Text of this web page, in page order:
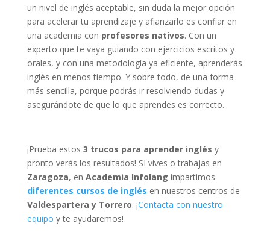
un nivel de inglés aceptable, sin duda la mejor opción
para acelerar tu aprendizaje y afianzarlo es confiar en
una academia con profesores nativos. Con un
experto que te vaya guiando con ejercicios escritos y
orales, y con una metodología ya eficiente, aprenderás
inglés en menos tiempo. Y sobre todo, de una forma
más sencilla, porque podrás ir resolviendo dudas y
asegurándote de que lo que aprendes es correcto.
¡Prueba estos 3 trucos para aprender inglés y
pronto verás los resultados! SI vives o trabajas en
Zaragoza, en Academia Infolang impartimos
diferentes cursos de inglés en nuestros centros de
Valdespartera y Torrero. ¡Contacta con nuestro
equipo y te ayudaremos!